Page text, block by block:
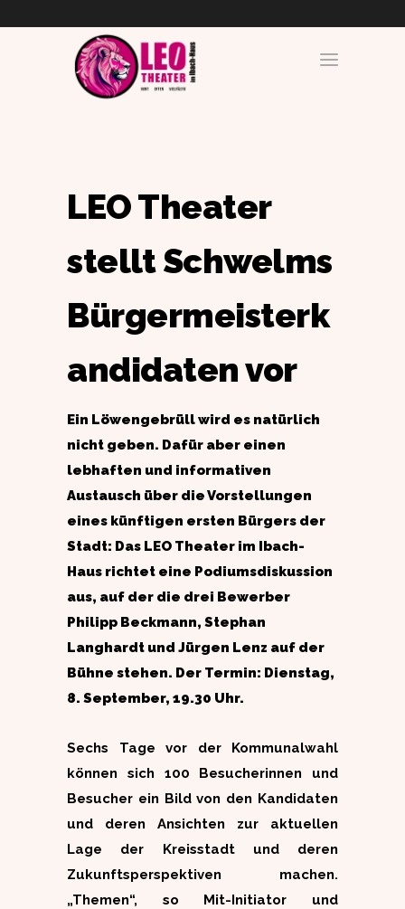
LEO Theater
stellt Schwelms
Bürgermeisterk
andidaten vor
Ein Löwengebrüll wird es natürlich
nicht geben. Dafür aber einen
lebhaften und informativen
Austausch über die Vorstellungen
eines künftigen ersten Bürgers der
Stadt: Das LEO Theater im Ibach-
Haus richtet eine Podiumsdiskussion
aus, auf der die drei Bewerber
Philipp Beckmann, Stephan
Langhardt und Jürgen Lenz auf der
Bühne stehen. Der Termin: Dienstag,
8. September, 19.30 Uhr.
Sechs Tage vor der Kommunalwahl
können sich 100 Besucherinnen und
Besucher ein Bild von den Kandidaten
und deren Ansichten zur aktuellen
Lage der Kreisstadt und deren
Zukunftsperspektiven machen.
„Themen“, so Mit-Initiator und